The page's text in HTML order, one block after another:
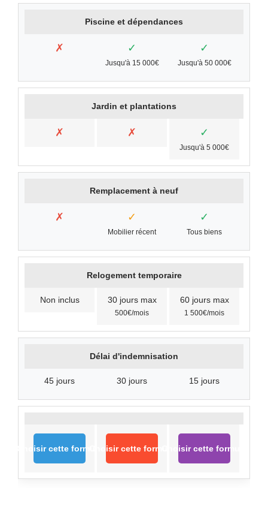
Piscine et dépendances
✗ ✓
Jusqu'à 15 000€
✓
Jusqu'à 50 000€
Jardin et plantations
✗ ✗ ✓
Jusqu'à 5 000€
Remplacement à neuf
✗ ✓
Mobilier récent
✓
Tous biens
Relogement temporaire
Non inclus 30 jours max
500€/mois
60 jours max
1 500€/mois
Délai d'indemnisation
45 jours 30 jours 15 jours
Choisir cette formuleChoisir cette formuleChoisir cette formule